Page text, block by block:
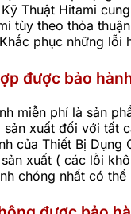
Thuật Hitami
tùy theo thỏa
phục những
được bảo
miễn phí là sản
xuất đối với tất
của Thiết Bị
xuất ( các lỗi
chóng nhất có